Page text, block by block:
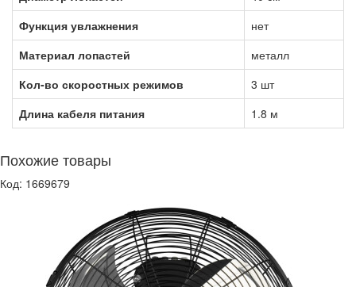
Функция увлажнения
нет
Материал лопастей
металл
Кол-во скоростных режимов
3 шт
Длина кабеля питания
1.8 м
Похожие товары
Код: 1669679